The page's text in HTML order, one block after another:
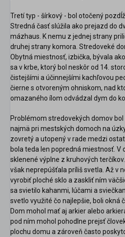
Tretí typ - šírkový - bol otočený
Stredná časť slúžila ako prejazd do
mázhaus. K nemu z jednej strany
druhej strany komora. Stredoveké
Obytná miestnosť, izbička, bývala
sa v krbe, ktorý bol neskôr od 14.
čistejšími a účinnejšími kachľovou
čierne s otvoreným ohniskom, nad
omazaného ílom odvádzal dym do
Problémom stredovekých domov
najmä pri mestských domoch na
zovretý a utopený v rade medzi
bola teda len popredná miestnosť. V
sklenené výplne z kruhových
však neprepúšťala príliš svetla. Až v
vyrobiť ploché sklo a zaskliť ním
sa svietilo kahanmi, lúčami a
svetlo využité čo najlepšie, boli okná
Dom mohol mať aj arkier alebo
pod ním mohol pohodlne prejsť
plochu domu a zároveň často